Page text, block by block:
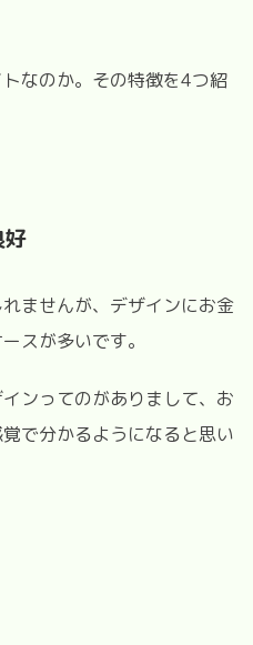
なのか。その特徴を4つ紹
好
ませんが、デザインにお金
スが多いです。
ンってのがありまして、お
で分かるようになると思い